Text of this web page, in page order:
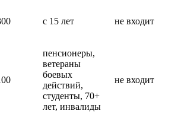
с 15 лет не входит
пенсионеры,
ветераны
боевых
действий,
студенты, 70+
лет, инвалиды
не входит